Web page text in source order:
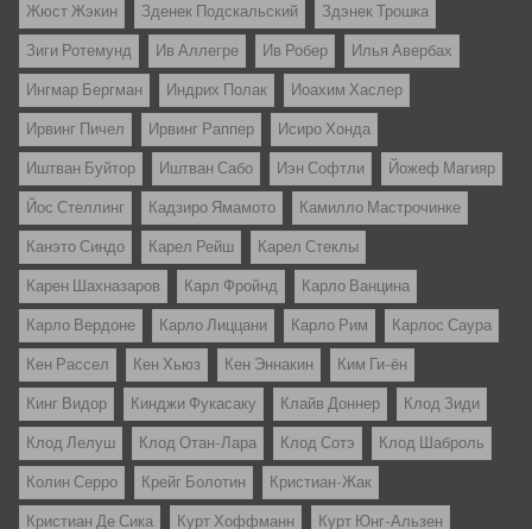
Жюст Жэкин Зденек Подскальский Здэнек Трошка
Зиги Ротемунд Ив Аллегре Ив Робер Илья Авербах
Ингмар Бергман Индрих Полак Иоахим Хаслер
Ирвинг Пичел Ирвинг Раппер Исиро Хонда
Иштван Буйтор Иштван Сабо Иэн Софтли Йожеф Магияр
Йос Стеллинг Кадзиро Ямамото Камилло Мастрочинке
Канэто Синдо Карел Рейш Карел Стеклы
Карен Шахназаров Карл Фройнд Карло Ванцина
Карло Вердоне Карло Лиццани Карло Рим Карлос Саура
Кен Рассел Кен Хьюз Кен Эннакин Ким Ги-ён
Кинг Видор Кинджи Фукасаку Клайв Доннер Клод Зиди
Клод Лелуш Клод Отан-Лара Клод Сотэ Клод Шаброль
Колин Серро Крейг Болотин Кристиан-Жак
Кристиан Де Сика Курт Хоффманн Курт Юнг-Альзен